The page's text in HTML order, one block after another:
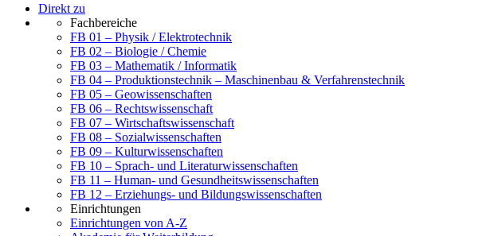
Direkt zu
Fachbereiche
FB 01 – Physik / Elektrotechnik
FB 02 – Biologie / Chemie
FB 03 – Mathematik / Informatik
FB 04 – Produktionstechnik – Maschinenbau & Verfahrenstechnik
FB 05 – Geowissenschaften
FB 06 – Rechtswissenschaft
FB 07 – Wirtschaftswissenschaft
FB 08 – Sozialwissenschaften
FB 09 – Kulturwissenschaften
FB 10 – Sprach- und Literaturwissenschaften
FB 11 – Human- und Gesundheitswissenschaften
FB 12 – Erziehungs- und Bildungswissenschaften
Einrichtungen
Einrichtungen von A-Z